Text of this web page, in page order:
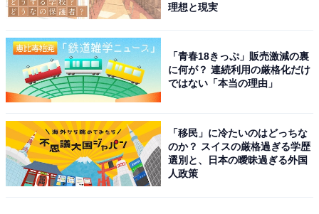
後も楽天のローテーションを支え、昨季はパ・リーグ最
となるロッテでも活躍が期待されています。
ここまで紹介したのは投手ですが、当然野手にも身長が
170センチ以下の名選手は存在します。その中でも代表
格となっているのがオリックスの二遊間を支える福田周
理想と現実
「青春18きっぷ」販売激減の裏
に何が？ 連続利用の厳格化だけ
ではない「本当の理由」
「移民」に冷たいのはどっちな
のか？ スイスの厳格過ぎる学歴
選別と、日本の曖昧過ぎる外国
人政策